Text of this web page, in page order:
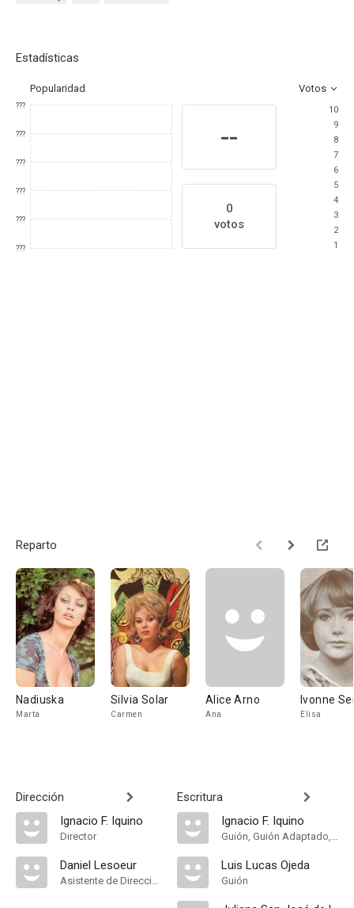
Estadísticas
Popularidad Votos
???
???
???
???
???
???
--
0
votos
10
9
8
7
6
5
4
3
2
1
Reparto
Nadiuska
Marta
Silvia Solar
Carmen
Alice Arno
Ana
Ivonne
Elisa
Dirección
Ignacio F. Iquino
Director
Daniel Lesoeur
Asistente de Dirección
Escritura
Ignacio F. Iquino
Guión, Guión Adaptado, Dialogue
Luis Lucas Ojeda
Guión